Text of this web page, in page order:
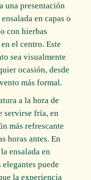
una presentación
en capas o
con hierbas
el centro. Este
sea visualmente
ocasión, desde
más formal.
a la hora de
servirse fría, en
más refrescante
horas antes. En
ensalada en
puede
la experiencia